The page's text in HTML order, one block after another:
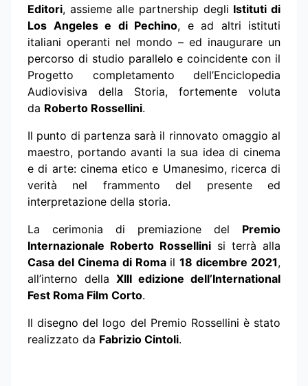
Editori, assieme alle partnership degli Istituti di
Los Angeles e di Pechino, e ad altri istituti
italiani operanti nel mondo – ed inaugurare un
percorso di studio parallelo e coincidente con il
Progetto completamento dell’Enciclopedia
Audiovisiva della Storia, fortemente voluta
da Roberto Rossellini.
Il punto di partenza sarà il rinnovato omaggio al
maestro, portando avanti la sua idea di cinema
e di arte: cinema etico e Umanesimo, ricerca di
verità nel frammento del presente ed
interpretazione della storia.
La cerimonia di premiazione del Premio
Internazionale Roberto Rossellini si terrà alla
Casa del Cinema di Roma il18 dicembre 2021,
all’interno della XIII edizione dell’International
Fest Roma Film Corto.
Il disegno del logo del Premio Rossellini è stato
realizzato da Fabrizio Cintoli.